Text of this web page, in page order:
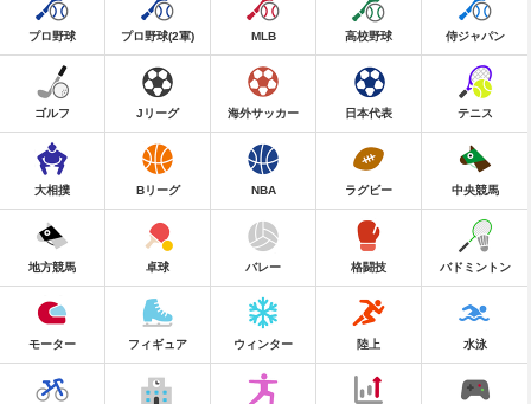
プロ野球 プロ野球(2軍) MLB 高校野球 侍ジャパン
ゴルフ Jリーグ 海外サッカー 日本代表 テニス
大相撲 Bリーグ NBA ラグビー 中央競馬
地方競馬 卓球 バレー 格闘技 バドミントン
モーター フィギュア ウィンター 陸上 水泳